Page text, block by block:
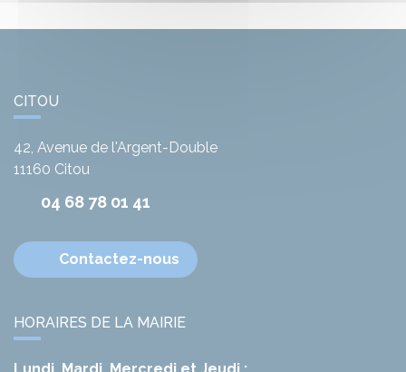
CITOU
42, Avenue de l'Argent-Double
11160 Citou
04 68 78 01 41
Contactez-nous
HORAIRES DE LA MAIRIE
Lundi, Mardi, Mercredi et Jeudi :